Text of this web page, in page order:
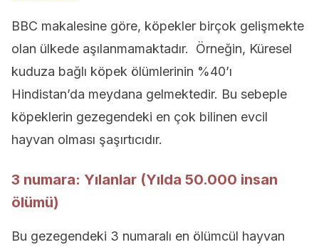
BBC makalesine göre, köpekler birçok gelişmekte
olan ülkede aşılanmamaktadır. Örneğin, Küresel
kuduza bağlı köpek ölümlerinin %40’ı
Hindistan’da meydana gelmektedir. Bu sebeple
köpeklerin gezegendeki en çok bilinen evcil
hayvan olması şaşırtıcıdır.
3 numara: Yılanlar (Yılda 50.000 insan
ölümü)
Bu gezegendeki 3 numaralı en ölümcül hayvan